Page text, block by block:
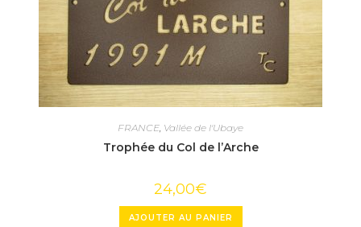
FRANCE Vallée de l'Ubaye
Trophée du Col de l’Arche
24,00€
AJOUTER AU PANIER